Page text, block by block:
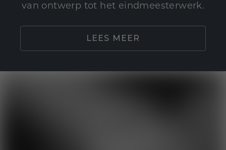
van ontwerp tot het eindmeesterwerk.
LEES MEER